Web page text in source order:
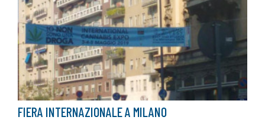
FIERA INTERNAZIONALE A MILANO